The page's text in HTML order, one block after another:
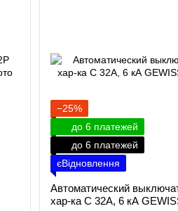
−25%
до 6 платежей
до 6 платежей
єВідновлення
Автоматический
хар-ка C 32А, 6 кА